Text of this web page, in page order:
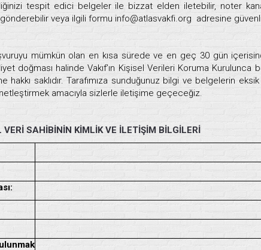
tespit edici belgeler ile bizzat elden iletebilir, noter
veya ilgili formu info@atlasvakfi.org adresine
mümkün olan en kısa sürede ve en geç 30 gün
doğması halinde Vakıf’ın Kişisel Verileri Koruma
hakkı saklıdır. Tarafımıza sunduğunuz bilgi ve belgelerin
amacıyla sizlerle iletişime geçeceğiz.
VERİ SAHİBİNİN KİMLİK VE İLETİŞİM BİLGİLERİ